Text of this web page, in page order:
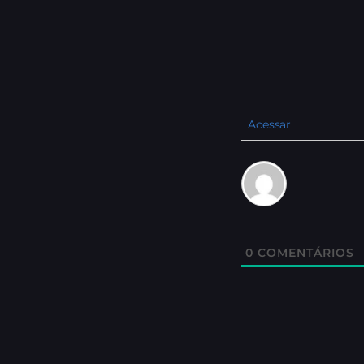
Acessar
0 COMENTÁRIOS